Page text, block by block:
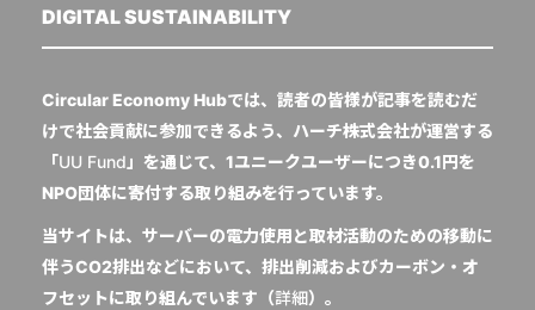
DIGITAL SUSTAINABILITY
Circular Economy Hubでは、読者の皆様が記事を読むだ
けで社会貢献に参加できるよう、ハーチ株式会社が運営する
「UU Fund 」を通じて、1ユニークユーザーにつき0.1円を
NPO団体に寄付する取り組みを行っています。
当サイトは、サーバーの電力使用と取材活動のための移動に
伴うCO2排出などにおいて、排出削減およびカーボン・オ
フセットに取り組んでいます（詳細）。